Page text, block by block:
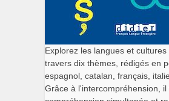
Explorez les langues et
travers dix thèmes, rédigés en
espagnol, catalan, français,
Grâce à l'intercompréhension, il